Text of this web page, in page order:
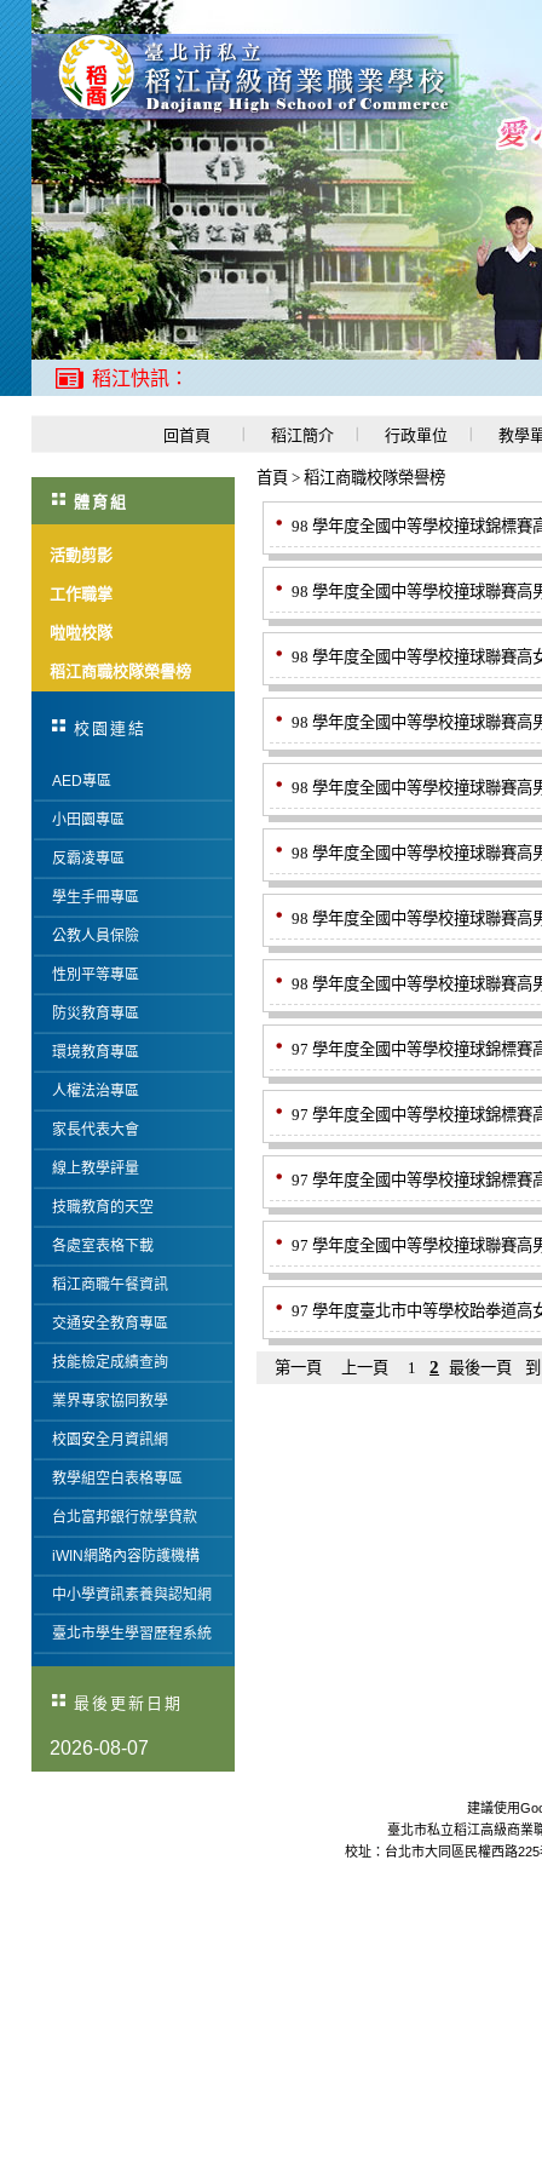
稻江快訊：
回首頁 稻江簡介 行政單位 教學
體育組
活動剪影
工作職掌
啦啦校隊
稻江商職校隊榮譽榜
校園連結
AED專區
小田園專區
反霸凌專區
學生手冊專區
公教人員保險
性別平等專區
防災教育專區
環境教育專區
人權法治專區
家長代表大會
線上教學評量
技職教育的天空
各處室表格下載
稻江商職午餐資訊
交通安全教育專區
技能檢定成績查詢
業界專家協同教學
校園安全月資訊網
教學組空白表格專區
台北富邦銀行就學貸款
iWIN網路內容防護機構
中小學資訊素養與認知網
臺北市學生學習歷程系統
最後更新日期
2026-08-07
首頁 > 稻江商職校隊榮譽榜
98 學年度全國中等學校撞球錦標賽
98 學年度全國中等學校撞球聯賽高
98 學年度全國中等學校撞球聯賽高
98 學年度全國中等學校撞球聯賽高
98 學年度全國中等學校撞球聯賽高
98 學年度全國中等學校撞球聯賽高
98 學年度全國中等學校撞球聯賽高
98 學年度全國中等學校撞球聯賽高
97 學年度全國中等學校撞球錦標賽
97 學年度全國中等學校撞球錦標賽
97 學年度全國中等學校撞球錦標賽
97 學年度全國中等學校撞球聯賽高
97 學年度臺北市中等學校跆拳道高
第一頁 上一頁 1 2 最後一頁 到
建議使用
臺北市私立稻江高級商業
校址：台北市大同區民權西路